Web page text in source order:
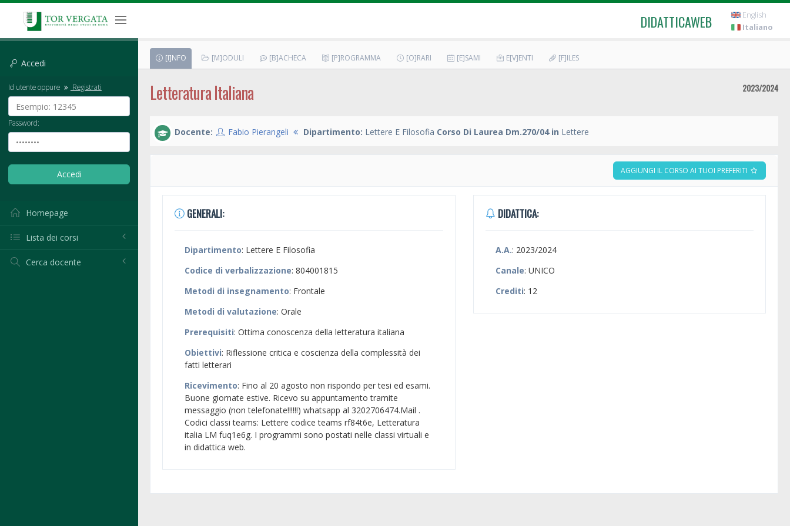
DIDATTICAWEB
English
Italiano
Accedi
Id utente oppure Registrati
Password:
Homepage
Lista dei corsi
Cerca docente
[I]NFO [M]ODULI [B]ACHECA [P]ROGRAMMA [O]RARI [E]SAMI E[V]ENTI [F]ILES
Letteratura Italiana 2023/2024
Docente: Fabio Pierangeli Dipartimento: Lettere E Filosofia Corso Di Laurea Dm.270/04 in Lettere
AGGIUNGI IL CORSO AI TUOI PREFERITI
GENERALI:
Dipartimento: Lettere E Filosofia
Codice di verbalizzazione: 804001815
Metodi di insegnamento: Frontale
Metodi di valutazione: Orale
Prerequisiti: Ottima conoscenza della letteratura italiana
Obiettivi: Riflessione critica e coscienza della complessità dei
fatti letterari
Ricevimento: Fino al 20 agosto non rispondo per tesi ed esami.
Buone giornate estive. Ricevo su appuntamento tramite
messaggio (non telefonate!!!!!!) whatsapp al 3202706474.Mail .
Codici classi teams: Lettere codice teams rf84t6e, Letteratura
italia LM fuq1e6g. I programmi sono postati nelle classi virtuali e
in didattica web.
DIDATTICA:
A.A.: 2023/2024
Canale: UNICO
Crediti: 12